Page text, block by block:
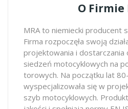
O Firmie
MRA to niemiecki producent
Firma rozpoczęła swoją
projektowania i dostarczania
siedzeń motocyklowych na
torowych. Na początku lat
wyspecjalizowała się w
szyb motocyklowych.